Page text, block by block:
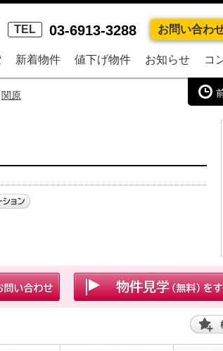
TEL 03-6913-3288 お問い合わ
新着物件 値下げ物件 お知らせ コ
関原